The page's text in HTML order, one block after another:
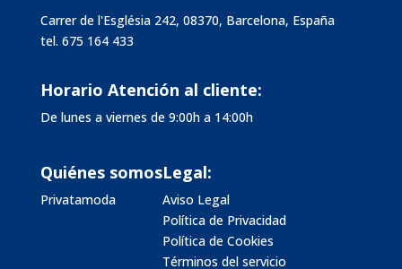
Carrer de l'Església 242, 08370, Barcelona, España
tel. 675 164 433
Horario Atención al cliente:
De lunes a viernes de 9:00h a 14:00h
Quiénes somos
Privatamoda
Legal:
Aviso Legal
Política de Privacidad
Política de Cookies
Términos del servicio